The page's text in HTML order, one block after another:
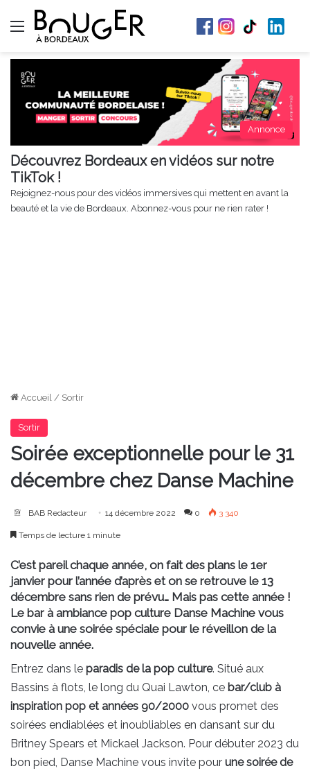
Menu
Annonce
Découvrez Bordeaux en vidéos sur notre
TikTok !
Rejoignez-nous pour des vidéos immersives qui mettent en avant la
beauté et la vie de Bordeaux. Abonnez-vous pour ne rien rater !
Accueil / Sortir
Sortir
Soirée exceptionnelle pour le 31
décembre chez Danse Machine
BAB Redacteur 14 décembre 2022 0 3 340
Temps de lecture 1 minute
C’est pareil chaque année, on fait des plans le 1er
janvier pour l’année d’après et on se retrouve le 13
décembre sans rien de prévu… Mais pas cette année !
Le bar à ambiance pop culture Danse Machine vous
convie à une soirée spéciale pour le réveillon de la
nouvelle année.
Entrez dans le paradis de la pop culture. Situé aux
Bassins à flots, le long du Quai Lawton, ce bar/club à
inspiration pop et années 90/2000 vous promet des
soirées endiablées et inoubliables en dansant sur du
Britney Spears et Mickael Jackson. Pour débuter 2023 du
bon pied, Danse Machine vous invite pour une soirée de